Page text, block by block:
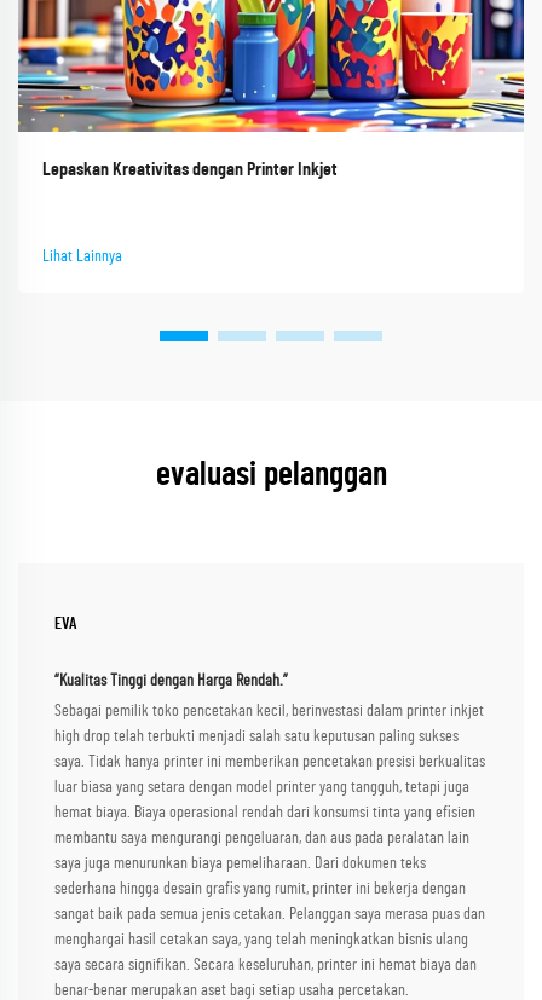
Lepaskan Kreativitas dengan Printer Inkjet
Lihat Lainnya
evaluasi pelanggan
EVA
“Kualitas Tinggi dengan Harga Rendah.”
Sebagai pemilik toko pencetakan kecil, berinvestasi dalam printer inkjet
high drop telah terbukti menjadi salah satu keputusan paling sukses
saya. Tidak hanya printer ini memberikan pencetakan presisi berkualitas
luar biasa yang setara dengan model printer yang tangguh, tetapi juga
hemat biaya. Biaya operasional rendah dari konsumsi tinta yang efisien
membantu saya mengurangi pengeluaran, dan aus pada peralatan lain
saya juga menurunkan biaya pemeliharaan. Dari dokumen teks
sederhana hingga desain grafis yang rumit, printer ini bekerja dengan
sangat baik pada semua jenis cetakan. Pelanggan saya merasa puas dan
menghargai hasil cetakan saya, yang telah meningkatkan bisnis ulang
saya secara signifikan. Secara keseluruhan, printer ini hemat biaya dan
benar-benar merupakan aset bagi setiap usaha percetakan.